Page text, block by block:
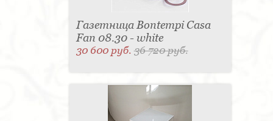
Газетница Bontempi Casa
Fan 08.30 - white
30 600 руб.36 720 руб.